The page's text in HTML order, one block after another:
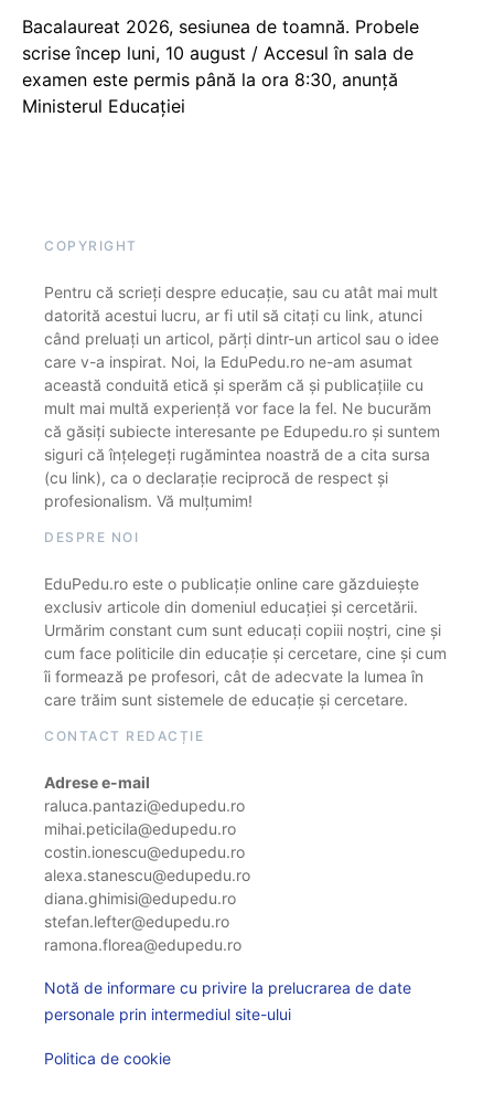
Bacalaureat 2026, sesiunea de toamnă. Probele
scrise încep luni, 10 august / Accesul în sala de
examen este permis până la ora 8:30, anunță
Ministerul Educației
COPYRIGHT
Pentru că scrieți despre educație, sau cu atât mai mult
datorită acestui lucru, ar fi util să citați cu link, atunci
când preluați un articol, părți dintr-un articol sau o idee
care v-a inspirat. Noi, la EduPedu.ro ne-am asumat
această conduită etică și sperăm că și publicațiile cu
mult mai multă experiență vor face la fel. Ne bucurăm
că găsiți subiecte interesante pe Edupedu.ro și suntem
siguri că înțelegeți rugămintea noastră de a cita sursa
(cu link), ca o declarație reciprocă de respect și
profesionalism. Vă mulțumim!
DESPRE NOI
EduPedu.ro este o publicație online care găzduiește
exclusiv articole din domeniul educației și cercetării.
Urmărim constant cum sunt educați copiii noștri, cine și
cum face politicile din educație și cercetare, cine și cum
îi formează pe profesori, cât de adecvate la lumea în
care trăim sunt sistemele de educație și cercetare.
CONTACT REDACȚIE
Adrese e-mail
raluca.pantazi@edupedu.ro
mihai.peticila@edupedu.ro
costin.ionescu@edupedu.ro
alexa.stanescu@edupedu.ro
diana.ghimisi@edupedu.ro
stefan.lefter@edupedu.ro
ramona.florea@edupedu.ro
Notă de informare cu privire la prelucrarea de date
personale prin intermediul site-ului
Politica de cookie